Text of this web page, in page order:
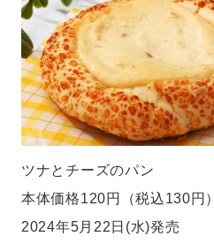
ツナとチーズのパン
本体価格120円（税込130円）
2024年5月22日(水)発売